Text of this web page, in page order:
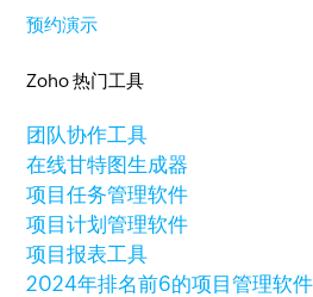
预约演示
Zoho 热门工具
团队协作工具
在线甘特图生成器
项目任务管理软件
项目计划管理软件
项目报表工具
2024年排名前6的项目管理软件